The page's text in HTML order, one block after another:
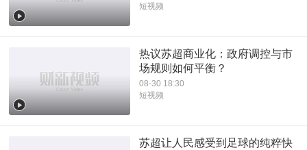
短视频
热议苏超商业化：政府调控与市
场规则如何平衡？
08-30 18:30
短视频
苏超让人民感受到足球的纯粹快